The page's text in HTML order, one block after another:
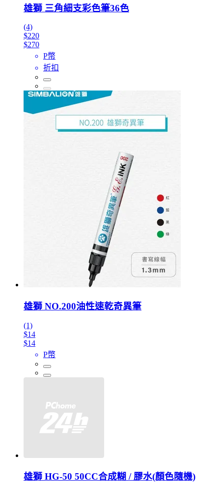
雄獅 三角細支彩色筆36色
(4)
$220
$270
P幣
折扣
雄獅 NO.200油性速乾奇異筆
(1)
$14
$14
P幣
雄獅 HG-50 50CC合成糊 / 膠水(顏色隨機)